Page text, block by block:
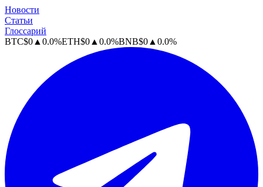
Новости
Статьи
Глоссарий
BTC$0 ▲ 0.0%ETH$0 ▲ 0.0%BNB$0 ▲ 0.0%